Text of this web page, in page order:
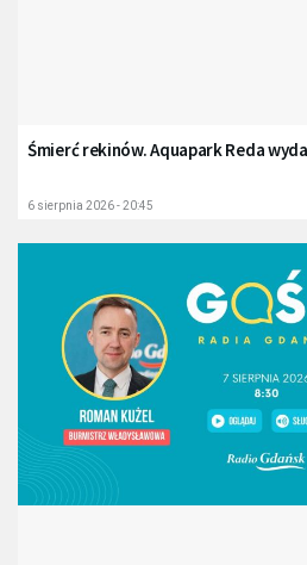
Śmierć rekinów. Aquapark Reda
6 sierpnia 2026 - 20:45